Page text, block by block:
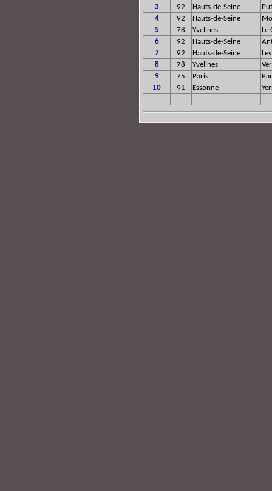
3
92 Hauts-de-Seine
4
92 Hauts-de-Seine
5
78 Yvelines
Le
6
92 Hauts-de-Seine
7
92 Hauts-de-Seine
8
78 Yvelines
9
75 Paris
10
91 Essonne